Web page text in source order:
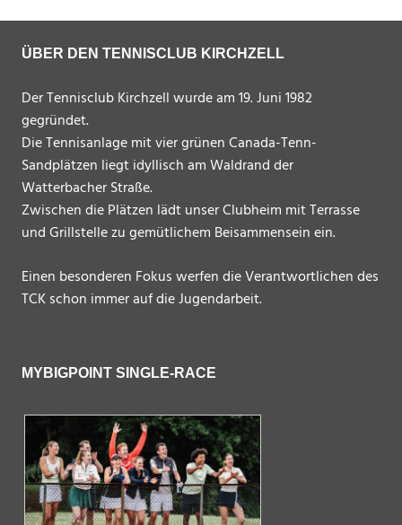
ÜBER DEN TENNISCLUB KIRCHZELL
Der Tennisclub Kirchzell wurde am 19. Juni 1982
gegründet.
Die Tennisanlage mit vier grünen Canada-Tenn-
Sandplätzen liegt idyllisch am Waldrand der
Watterbacher Straße.
Zwischen die Plätzen lädt unser Clubheim mit Terrasse
und Grillstelle zu gemütlichem Beisammensein ein.
Einen besonderen Fokus werfen die Verantwortlichen des
TCK schon immer auf die Jugendarbeit.
MYBIGPOINT SINGLE-RACE